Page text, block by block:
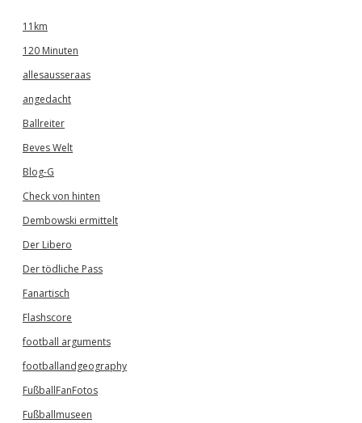
11km
120 Minuten
allesausseraas
angedacht
Ballreiter
Beves Welt
Blog-G
Check von hinten
Dembowski ermittelt
Der Libero
Der tödliche Pass
Fanartisch
Flashscore
football arguments
footballandgeography
FußballFanFotos
Fußballmuseen